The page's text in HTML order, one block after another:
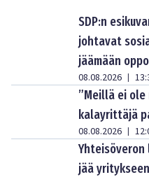
SDP:n
johtavat
jäämään
08.08.2026 |
”Meillä ei
kalayrittäjä
08.08.2026 |
Yhteisöveron
jää